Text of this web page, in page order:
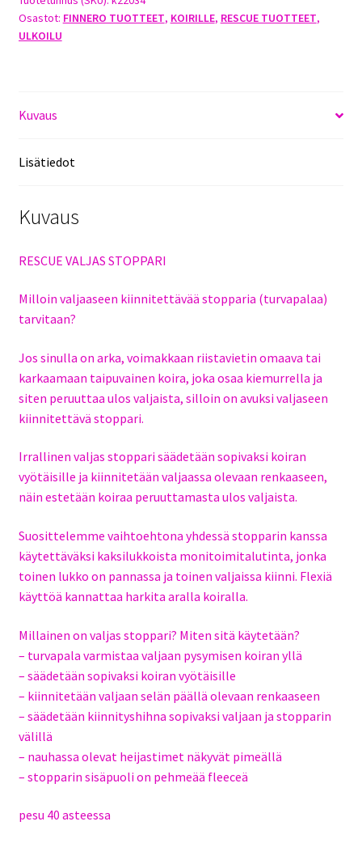
määrä
Osastot: FINNERO TUOTTEET, KOIRILLE, RESCUE TUOTTEET,
ULKOILU
Kuvaus
Lisätiedot
Kuvaus
RESCUE VALJAS STOPPARI
Milloin valjaaseen kiinnitettävää stopparia (turvapalaa)
tarvitaan?
Jos sinulla on arka, voimakkaan riistavietin omaava tai
karkaamaan taipuvainen koira, joka osaa kiemurrella ja
siten peruuttaa ulos valjaista, silloin on avuksi valjaseen
kiinnitettävä stoppari.
Irrallinen valjas stoppari säädetään sopivaksi koiran
vyötäisille ja kiinnitetään valjaassa olevaan renkaaseen,
näin estetään koiraa peruuttamasta ulos valjaista.
Suosittelemme vaihtoehtona yhdessä stopparin kanssa
käytettäväksi kaksilukkoista monitoimitalutinta, jonka
toinen lukko on pannassa ja toinen valjaissa kiinni. Flexiä
käyttöä kannattaa harkita aralla koiralla.
Millainen on valjas stoppari? Miten sitä käytetään?
– turvapala varmistaa valjaan pysymisen koiran yllä
– säädetään sopivaksi koiran vyötäisille
– kiinnitetään valjaan selän päällä olevaan renkaaseen
– säädetään kiinnityshihna sopivaksi valjaan ja stopparin
välillä
– nauhassa olevat heijastimet näkyvät pimeällä
– stopparin sisäpuoli on pehmeää fleeceä
pesu 40 asteessa